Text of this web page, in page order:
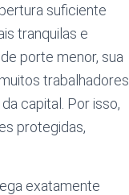
suficiente
tranquilas e
porte menor, sua
trabalhadores
capital. Por isso,
protegidas,
exatamente